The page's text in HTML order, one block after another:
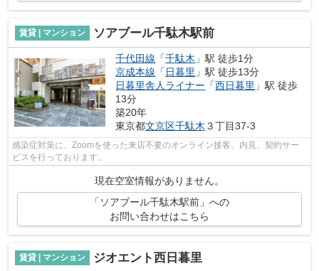
賃貸 | マンション ソアブール千駄木駅前
千代田線 「千駄木 」駅 徒歩1分
京成本線 「 日暮里 」駅 徒歩13分
日暮里舎人ライナー 「西日暮里 」駅 徒歩
13分
築20年
東京都文京区千駄木 ３丁目37-3
感染症対策に、Zoomを使った来店不要のオンライン接客、内見、契約サー
ビスを行っております。
現在空室情報がありません。
「ソアブール千駄木駅前」への
お問い合わせはこちら
賃貸 | マンション ジオエント西日暮里